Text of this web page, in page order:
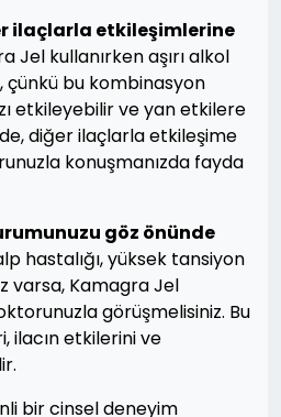
ilaçlarla etkileşimlerine
Jel kullanırken aşırı alkol
çünkü bu kombinasyon
etkileyebilir ve yan etkilere
diğer ilaçlarla etkileşime
konuşmanızda fayda
göz önünde
hastalığı, yüksek tansiyon
varsa, Kamagra Jel
görüşmelisiniz. Bu
ilacın etkilerini ve
bir cinsel deneyim